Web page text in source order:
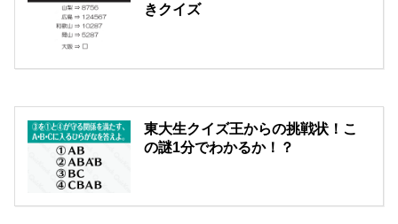
きクイズ
東大生クイズ王からの挑戦状！こ
の謎1分でわかるか！？